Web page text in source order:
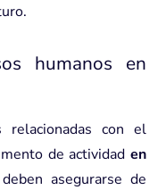
humanos en
con el
de actividad en
asegurarse de